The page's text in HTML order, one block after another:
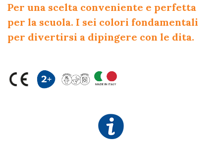
Per una scelta conveniente e perfetta
per la scuola. I sei colori fondamentali
per divertirsi a dipingere con le dita.